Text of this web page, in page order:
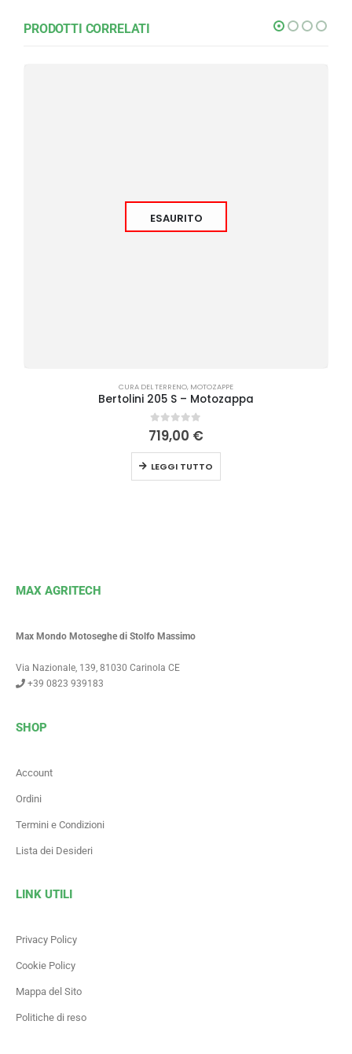
PRODOTTI CORRELATI
ESAURITO
CURA DEL TERRENO, MOTOZAPPE
Bertolini 205 S – Motozappa
0Su 5
719,00 €
LEGGI TUTTO
MAX AGRITECH
Max Mondo Motoseghe di Stolfo Massimo
Via Nazionale, 139, 81030 Carinola CE
+39 0823 939183
SHOP
Account
Ordini
Termini e Condizioni
Lista dei Desideri
LINK UTILI
Privacy Policy
Cookie Policy
Mappa del Sito
Politiche di reso